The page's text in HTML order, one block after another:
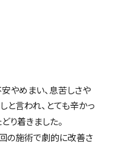
やめまい、息苦しさや
言われ、とても辛かっ
り着きました。
の施術で劇的に改善さ